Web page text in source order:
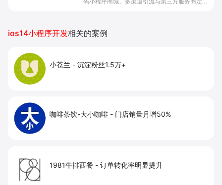
增长。
ios14小程序开发相关的案例
小苍兰 - 沉淀粉丝1.5万+
咖啡茶饮-大小咖啡 - 门店销量月增50%
1981牛排西餐 - 订单转化率明显提升